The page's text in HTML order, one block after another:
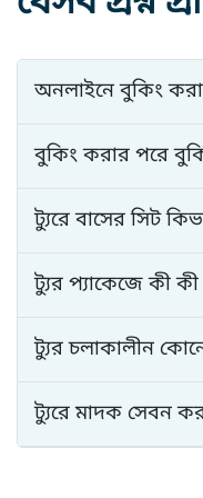
অনলাইনে বুকিং
বুকিং করার পরে
ট্যুরে বাসের সিট
ট্যুর প্যাকেজে কী
ট্যুর চলাকালীন
ট্যুরে মাদক সেবন